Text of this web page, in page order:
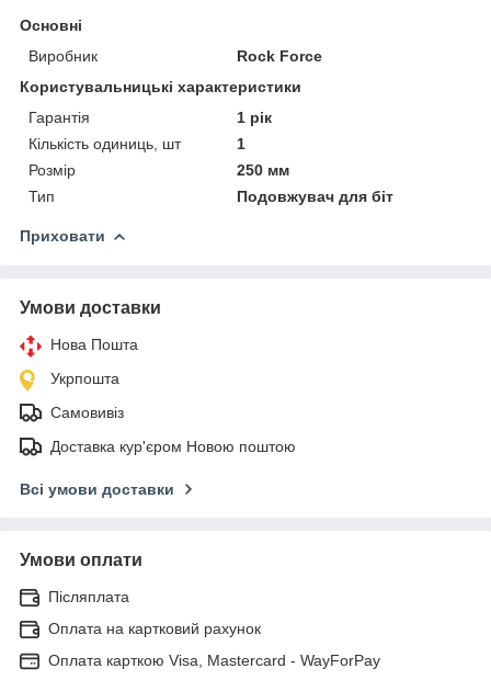
Основні
Виробник
Rock Force
Користувальницькі характеристики
Гарантія
1 рік
Кількість одиниць, шт
1
Розмір
250 мм
Тип
Подовжувач для біт
Приховати
Умови доставки
Нова Пошта
Укрпошта
Самовивіз
Доставка кур'єром Новою поштою
Всі умови доставки
Умови оплати
Післяплата
Оплата на картковий рахунок
Оплата карткою Visa, Mastercard - WayForPay